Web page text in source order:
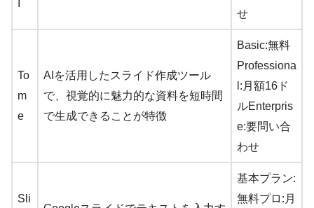
せ
To
m
e
AIを活用したスライド作成ツール
で、視覚的に魅力的な資料を短時間
で生成できることが特徴
Basic:無料
Professiona
l:月額16ド
ルEnterpris
e:要問い合
わせ
Sli
基本プラン:
無料プロ:月